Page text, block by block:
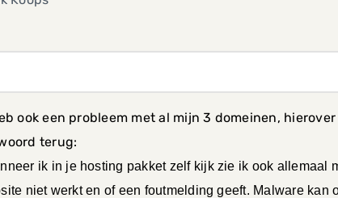
ook een probleem met al mijn 3 domeinen,
terug:
ik in je hosting pakket zelf kijk zie ik ook allemaal
niet werkt en of een foutmelding geeft. Malware